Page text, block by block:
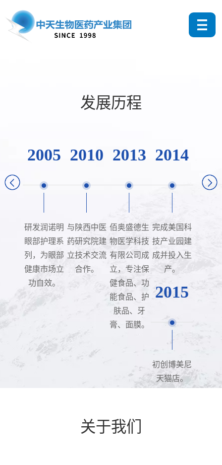
发展历程
2005
研发润诺明
眼部护理系
列，为眼部
健康市场立
功自效。
2010
与陕西中医
药研究院建
立技术交流
合作。
2013
佰奥盛德生
物医学科技
有限公司成
立，专注保
健食品、功
能食品、护
肤品、牙
膏、面膜。
2014
完成美国科
技产业园建
成并投入生
产。
2015
初创博美尼
天猫店。
关于我们